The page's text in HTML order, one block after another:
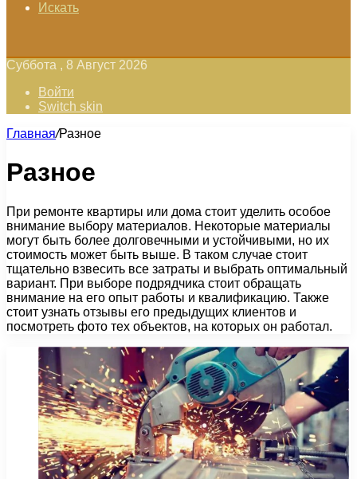
Искать
Суббота , 8 Август 2026
Войти
Switch skin
Главная/Разное
Разное
При ремонте квартиры или дома стоит уделить особое
внимание выбору материалов. Некоторые материалы
могут быть более долговечными и устойчивыми, но их
стоимость может быть выше. В таком случае стоит
тщательно взвесить все затраты и выбрать оптимальный
вариант. При выборе подрядчика стоит обращать
внимание на его опыт работы и квалификацию. Также
стоит узнать отзывы его предыдущих клиентов и
посмотреть фото тех объектов, на которых он работал.